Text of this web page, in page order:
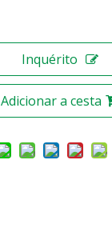
Inquérito
Adicionar a cesta